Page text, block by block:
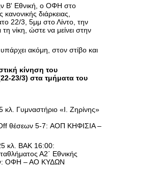
Β' Εθνική, ο ΟΦΗ στο
κανονικής διάρκειας,
22/3, 5μμ στο Λίντο, την
νίκη, ώστε να μείνει στην
υπάρχει ακόμη, στον στίβο και
κίνηση του
23/3) στα τμήματα του
κλ. Γυμναστήριο «Ι. Ζηρίνης»
θέσεων 5-7: ΑΟΠ ΚΗΦΙΣΙΑ –
κλ. ΒΑΚ 16:00:
Α2΄ Εθνικής
ΟΦΗ – ΑΟ ΚΥΔΩΝ